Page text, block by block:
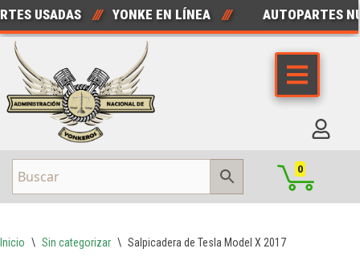
Saltar
al
contenido
USADAS /// YONKE EN LÍNEA /// AUTOPARTES
0
Inicio \ Sin categorizar \ Salpicadera de Tesla Model X 2017